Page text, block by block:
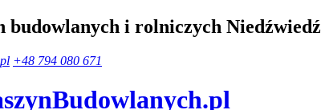
budowlanych i rolniczych Niedźwiedź
+48 794 080 671
.pl